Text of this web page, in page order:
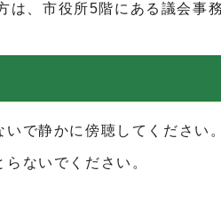
、市役所5階にある議会事
で静かに傍聴してください。
ないでください。